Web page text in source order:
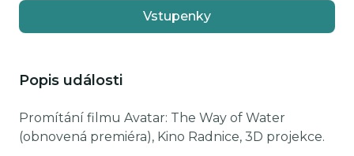
Vstupenky
Popis události
Promítání filmu Avatar: The Way of Water
(obnovená premiéra), Kino Radnice, 3D projekce.